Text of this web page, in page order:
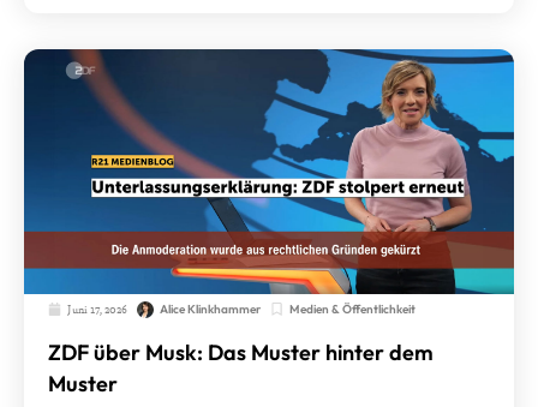
Juni 17, 2026 Alice Klinkhammer Medien & Öffentlichkeit
ZDF über Musk: Das Muster hinter dem
Muster